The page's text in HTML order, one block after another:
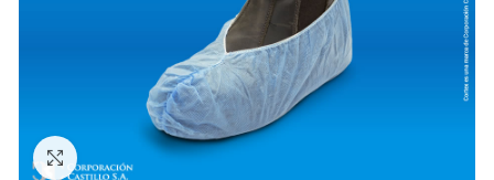
Clic para ampliar